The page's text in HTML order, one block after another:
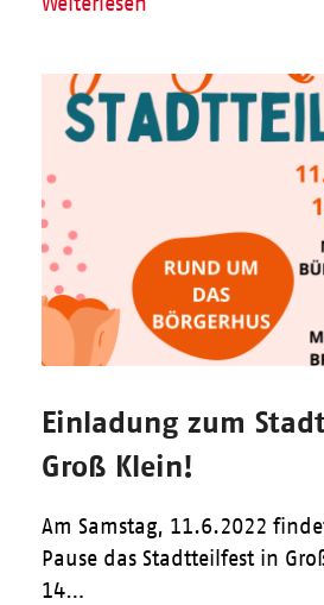
Einladung zum
Groß Klein!
Am Samstag, 11.6.2022
Pause das Stadtteilfest in
14…